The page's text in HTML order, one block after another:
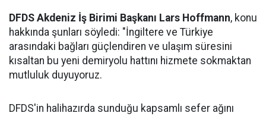
DFDS Akdeniz İş Birimi Başkanı Lars Hoffmann, konu
hakkında şunları söyledi: "İngiltere ve Türkiye
arasındaki bağları güçlendiren ve ulaşım süresini
kısaltan bu yeni demiryolu hattını hizmete sokmaktan
mutluluk duyuyoruz.
DFDS'in halihazırda sunduğu kapsamlı sefer ağını